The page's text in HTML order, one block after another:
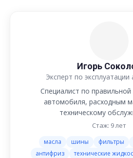
Игорь
Эксперт по
Специалист по правильной
автомобиля, расходным
техническому
Стаж: 9 лет
масла шины фильтры
антифриз
технические